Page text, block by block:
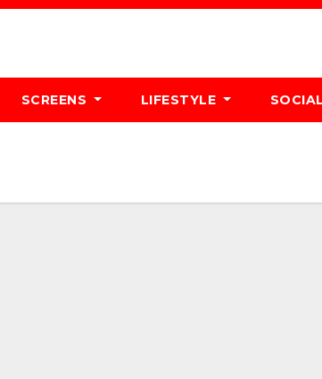
SCREENS LIFESTYLE